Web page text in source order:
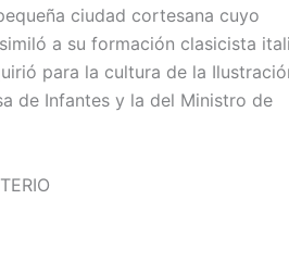
ciudad cortesana cuyo
a su formación clasicista
para la cultura de la
de Infantes y la del Ministro de